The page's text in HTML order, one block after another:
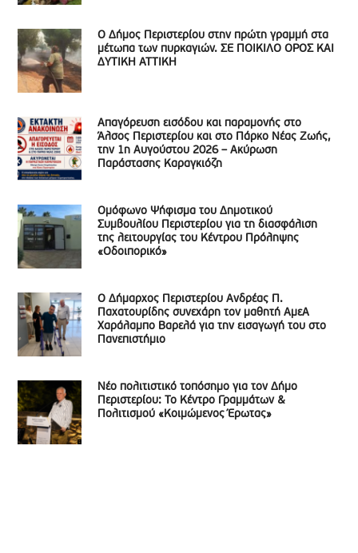
Ο Δήμος Περιστερίου στην πρώτη γραμμή στα
μέτωπα των πυρκαγιών. ΣΕ ΠΟΙΚΙΛΟ ΟΡΟΣ ΚΑΙ
ΔΥΤΙΚΗ ΑΤΤΙΚΗ
Απαγόρευση εισόδου και παραμονής στο
Άλσος Περιστερίου και στο Πάρκο Νέας Ζωής,
την 1η Αυγούστου 2026 – Ακύρωση
Παράστασης Καραγκιόζη
Ομόφωνο Ψήφισμα του Δημοτικού
Συμβουλίου Περιστερίου για τη διασφάλιση
της λειτουργίας του Κέντρου Πρόληψης
«Οδοιπορικό»
Ο Δήμαρχος Περιστερίου Ανδρέας Π.
Παχατουρίδης συνεχάρη τον μαθητή ΑμεΑ
Χαράλαμπο Βαρελά για την εισαγωγή του στο
Πανεπιστήμιο
Νέο πολιτιστικό τοπόσημο για τον Δήμο
Περιστερίου: Το Κέντρο Γραμμάτων &
Πολιτισμού «Κοιμώμενος Έρωτας»